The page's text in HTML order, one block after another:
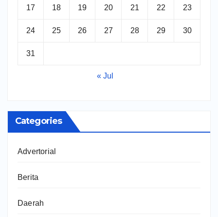
17 18 19 20 21 22 23
24 25 26 27 28 29 30
31
« Jul
Categories
Advertorial
Berita
Daerah